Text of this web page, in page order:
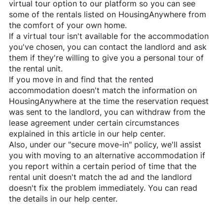
virtual tour option to our platform so you can see
some of the rentals listed on HousingAnywhere from
the comfort of your own home.
If a virtual tour isn't available for the accommodation
you've chosen, you can contact the landlord and ask
them if they're willing to give you a personal tour of
the rental unit.
If you move in and find that the rented
accommodation doesn't match the information on
HousingAnywhereat the time the reservation request
was sent to the landlord, you can withdraw from the
lease agreement under certain circumstances
explained in this article in our help center.
Also, under our "secure move-in" policy, we'll assist
you with moving to an alternative accommodation if
you report within a certain period of time that the
rental unit doesn't match the ad and the landlord
doesn't fix the problem immediately. You can read
the details in our help center.